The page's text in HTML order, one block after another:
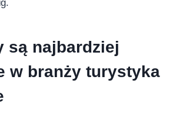
są najbardziej
w branży turystyka